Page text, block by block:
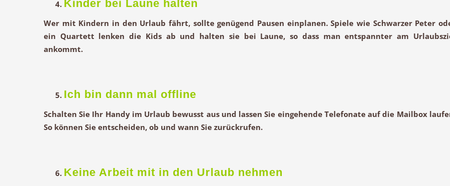
Kinder bei Laune halten
Wer mit Kindern in den Urlaub fährt, sollte genügend Pausen einplanen. Spiele wie Schwarzer Peter
ein Quartett lenken die Kids ab und halten sie bei Laune, so dass man entspannter am
ankommt.
Ich bin dann mal offline
Schalten Sie Ihr Handy im Urlaub bewusst aus und lassen Sie eingehende Telefonate auf die Mailbox
So können Sie entscheiden, ob und wann Sie zurückrufen.
Keine Arbeit mit in den Urlaub nehmen